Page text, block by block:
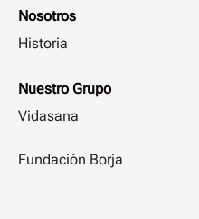
Nosotros
Historia
Nuestro Grupo
Vidasana
Fundación Borja